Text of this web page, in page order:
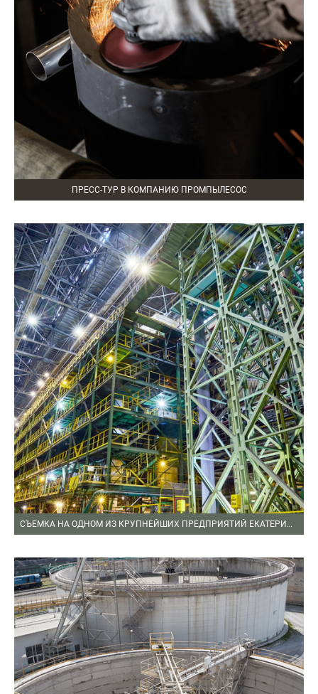
ПРЕСС-ТУР В КОМПАНИЮ ПРОМПЫЛЕСОС
СЪЕМКА НА ОДНОМ ИЗ КРУПНЕЙШИХ ПРЕДПРИЯТИЙ ЕКАТЕРИНБУРГА